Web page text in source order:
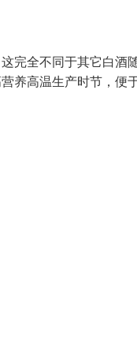
完全不同于其它白酒
养高温生产时节，便